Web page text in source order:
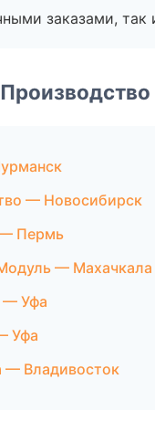
заказами,
— Новосибирск
— Пермь
— Махачкала
— Уфа
Уфа
— Владивосток